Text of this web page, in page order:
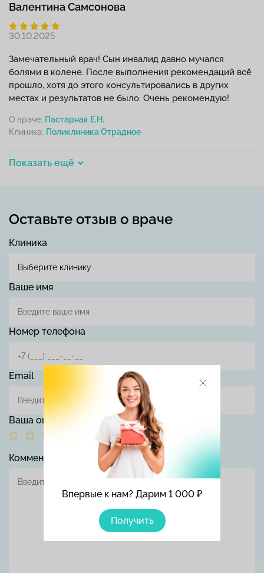
Впервые к нам? Дарим 1 000 ₽
Получить
Валентина Самсонова
30.10.2025
Замечательный врач! Сын инвалид давно мучался
болями в колене. После выполнения рекомендаций всё
прошло, хотя до этого консультировались в других
местах и результатов не было. Очень рекомендую!
О враче: Пастарнак Е.Н.
Клиника:
Показать ещё
Оставьте отзыв о враче
Клиника
Ваше имя
Номер телефона
Email
Ваша оценка
Комментарий